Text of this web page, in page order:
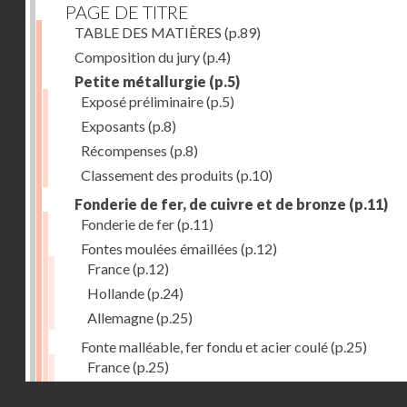
PAGE DE TITRE
TABLE DES MATIÈRES (p.89)
Composition du jury(p.4)
Petite métallurgie (p.5)
Exposé préliminaire(p.5)
Exposants (p.8)
Récompenses (p.8)
Classement des produits (p.10)
Fonderie de fer, de cuivre et de bronze (p.11)
Fonderie de fer(p.11)
Fontes moulées émaillées (p.12)
France(p.12)
Hollande(p.24)
Allemagne(p.25)
Fonte malléable, fer fondu et acier coulé(p.25)
France(p.25)